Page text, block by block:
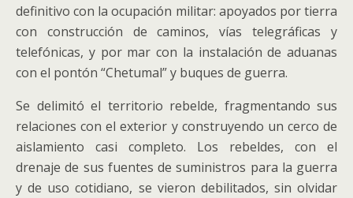
definitivo con la ocupación militar: apoyados por tierra
con construcción de caminos, vías telegráficas y
telefónicas, y por mar con la instalación de aduanas
con el pontón “Chetumal” y buques de guerra.
Se delimitó el territorio rebelde, fragmentando sus
relaciones con el exterior y construyendo un cerco de
aislamiento casi completo. Los rebeldes, con el
drenaje de sus fuentes de suministros para la guerra
y de uso cotidiano, se vieron debilitados, sin olvidar